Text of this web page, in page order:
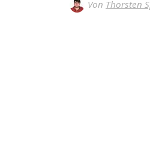
Von Thorsten